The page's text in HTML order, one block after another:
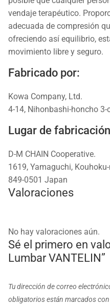
vendaje terapéutico.
adecuada de compresión
ofreciendo así equilibrio,
movimiento libre y seguro.
Fabricado por:
Kowa Company, Ltd.
4-14, Nihonbashi-honcho 3-
Lugar de
D-M CHAIN Cooperative.
1619, Yamaguchi,
849-0501 Japan
Valoraciones
No hay valoraciones aún.
Sé el primero en
Lumbar VANTELIN”
Tu dirección de correo
obligatorios están marcados con